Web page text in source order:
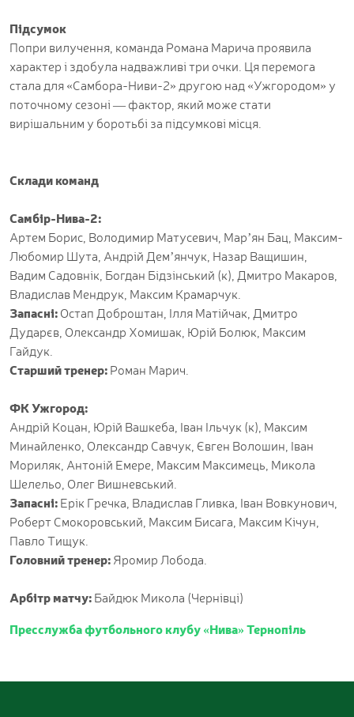
Підсумок
Попри вилучення, команда Романа Марича проявила
характер і здобула надважливі три очки. Ця перемога
стала для «Самбора-Ниви-2» другою над «Ужгородом» у
поточному сезоні — фактор, який може стати
вирішальним у боротьбі за підсумкові місця.
Склади команд
Самбір-Нива-2:
Артем Борис, Володимир Матусевич, Мар’ян Бац, Максим-
Любомир Шута, Андрій Дем’янчук, Назар Ващишин,
Вадим Садовнік, Богдан Бідзінський (к), Дмитро Макаров,
Владислав Мендрук, Максим Крамарчук.
Запасні:Остап Доброштан, Ілля Матійчак, Дмитро
Дударєв, Олександр Хомишак, Юрій Болюк, Максим
Гайдук.
Старший тренер:Роман Марич.
ФК Ужгород:
Андрій Коцан, Юрій Вашкеба, Іван Ільчук (к), Максим
Минайленко, Олександр Савчук, Євген Волошин, Іван
Мориляк, Антоній Емере, Максим Максимець, Микола
Шелельо, Олег Вишневський.
Запасні:Ерік Гречка, Владислав Гливка, Іван Вовкунович,
Роберт Смокоровський, Максим Бисага, Максим Кічун,
Павло Тищук.
Головний тренер:Яромир Лобода.
Арбітр матчу:Байдюк Микола (Чернівці)
Пресслужба футбольного клубу «Нива» Тернопіль